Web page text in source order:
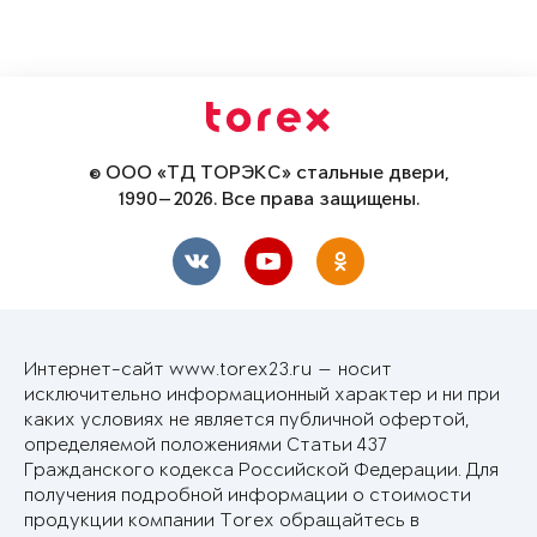
© ООО «ТД ТОРЭКС» стальные двери,
1990—2026. Все права защищены.
Интернет-сайт www.torex23.ru — носит
исключительно информационный характер и ни при
каких условиях не является публичной офертой,
определяемой положениями Статьи 437
Гражданского кодекса Российской Федерации. Для
получения подробной информации о стоимости
продукции компании Torex обращайтесь в